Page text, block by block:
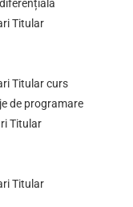
Titular
Titular curs
de programare
Titular
Titular